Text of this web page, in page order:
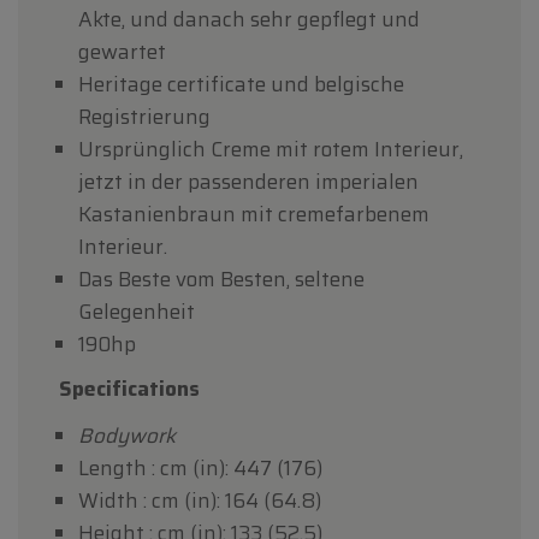
Akte, und danach sehr gepflegt und
gewartet
Heritage certificate und belgische
Registrierung
Ursprünglich Creme mit rotem Interieur,
jetzt in der passenderen imperialen
Kastanienbraun mit cremefarbenem
Interieur.
Das Beste vom Besten, seltene
Gelegenheit
190hp
Specifications
Bodywork
Length : cm (in): 447 (176)
Width : cm (in): 164 (64.8)